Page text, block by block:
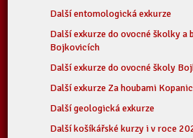
Další entomologická exkurze
Další exkurze do ovocné školky a
Bojkovicích
Další exkurze do ovocné školy
Další exkurze Za houbami Kopanic
Další geologická exkurze
Další košíkářské kurzy i v roce